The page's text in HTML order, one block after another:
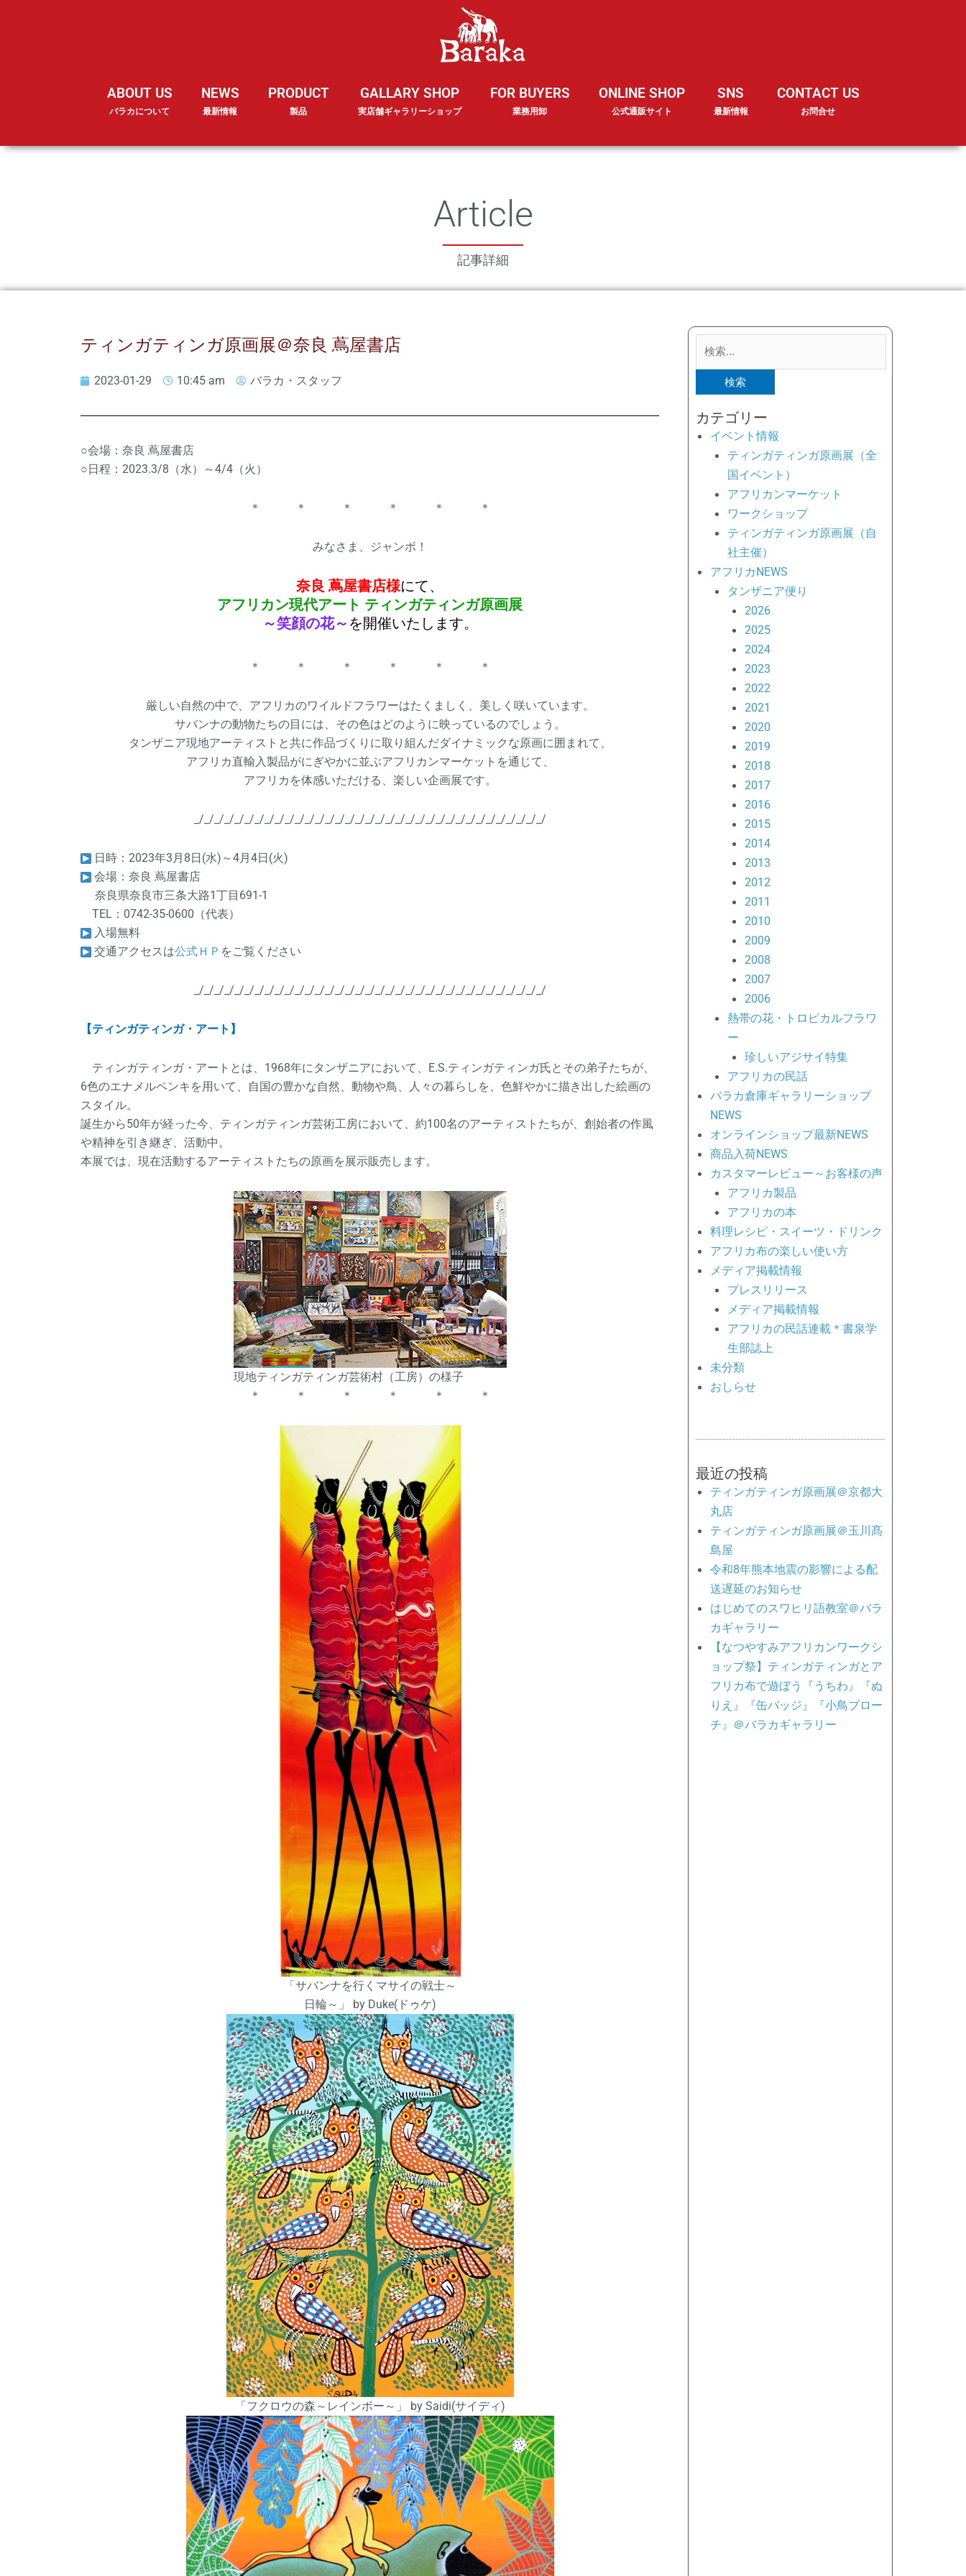
ABOUT US
バラカについて
NEWS
最新情報
PRODUCT
製品
GALLARY SHOP
実店舗ギャラリーショップ
FOR BUYERS
業務用卸
ONLINE SHOP
公式通販サイト
SNS
最新情報
CONTACT US
お問合せ
Article
記事詳細
ティンガティンガ原画展＠奈良 蔦屋書店
2023-01-29 10:45 am バラカ・スタッフ
○会場：奈良 蔦屋書店
○日程：2023.3/8（水）～4/4（火）
＊ ＊ ＊ ＊ ＊ ＊
みなさま、ジャンボ！
奈良 蔦屋書店様にて、
アフリカン現代アート ティンガティンガ原画展
～笑顔の花～ を開催いたします。
＊ ＊ ＊ ＊ ＊ ＊
厳しい自然の中で、アフリカのワイルドフラワーはたくましく、美しく咲いています。
サバンナの動物たちの目には、その色はどのように映っているのでしょう。
タンザニア現地アーティストと共に作品づくりに取り組んだダイナミックな原画に囲まれて、
アフリカ直輸入製品がにぎやかに並ぶアフリカンマーケットを通じて、
アフリカを体感いただける、楽しい企画展です。
_/_/_/_/_/_/_/_/_/_/_/_/_/_/_/_/_/_/_/_/_/_/_/_/_/_/_/_/_/_/_/_/_/_/_/
日時：2023年3月8日(水)～4月4日(火)
会場：奈良 蔦屋書店
奈良県奈良市三条大路1丁目691-1
TEL：0742-35-0600（代表）
入場無料
交通アクセスは公式ＨＰ をご覧ください
_/_/_/_/_/_/_/_/_/_/_/_/_/_/_/_/_/_/_/_/_/_/_/_/_/_/_/_/_/_/_/_/_/_/_/
【ティンガティンガ・アート】
ティンガティンガ・アートとは、1968年にタンザニアにおいて、E.S.ティンガティンガ氏とその弟子たちが、
6色のエナメルペンキを用いて、自国の豊かな自然、動物や鳥、人々の暮らしを、色鮮やかに描き出した絵画の
スタイル。
誕生から50年が経った今、ティンガティンガ芸術工房において、約100名のアーティストたちが、創始者の作風
や精神を引き継ぎ、活動中。
本展では、現在活動するアーティストたちの原画を展示販売します。
現地ティンガティンガ芸術村（工房）の様子
＊ ＊ ＊ ＊ ＊ ＊
「サバンナを行くマサイの戦士～
日輪～」 by Duke(ドゥケ)
「フクロウの森～レインボー～」 by Saidi(サイディ)
検
象:
カテゴリー
イベント情報
ティンガティンガ原画展（全
国イベント）
アフリカンマーケット
ワークショップ
ティンガティンガ原画展（自
社主催）
アフリカNEWS
タンザニア便り
2026
2025
2024
2023
2022
2021
2020
2019
2018
2017
2016
2015
2014
2013
2012
2011
2010
2009
2008
2007
2006
熱帯の花・トロピカルフラワ
ー
珍しいアジサイ特集
アフリカの民話
バラカ倉庫ギャラリーショップ
NEWS
オンラインショップ最新NEWS
商品入荷NEWS
カスタマーレビュー～お客様の声
アフリカ製品
アフリカの本
料理レシピ・スイーツ・ドリンク
アフリカ布の楽しい使い方
メディア掲載情報
プレスリリース
メディア掲載情報
アフリカの民話連載＊書泉学
生部誌上
未分類
おしらせ
最近の投稿
ティンガティンガ原画展＠京都大
丸店
ティンガティンガ原画展＠玉川髙
島屋
令和8年熊本地震の影響による配
送遅延のお知らせ
はじめてのスワヒリ語教室＠バラ
カギャラリー
【なつやすみアフリカンワークシ
ョップ祭】ティンガティンガとア
フリカ布で遊ぼう『うちわ』『ぬ
りえ』『缶バッジ』『小鳥ブロー
チ』＠バラカギャラリー